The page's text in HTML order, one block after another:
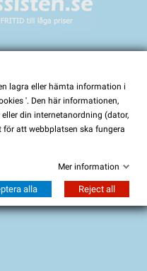
kvalitetsprodukter för hem och
oss hittar du ett noggrant utvalt
och lång hållbarhet.
lagra eller hämta information i
'. Den här informationen,
din internetanordning (dator,
att webbplatsen ska fungera
Mer information
alla Reject all